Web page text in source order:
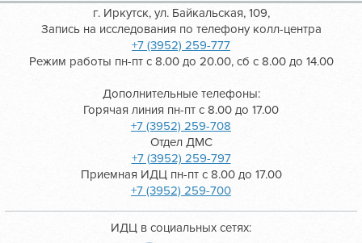
г. Иркутск, ул. Байкальская, 109,
Запись на исследования по телефону колл-центра
+7 (3952) 259-777
Режим работы пн-пт с 8.00 до 20.00, сб с 8.00 до 14.00
Дополнительные телефоны:
Горячая линия пн-пт с 8.00 до 17.00
+7 (3952) 259-708
Отдел ДМС
+7 (3952) 259-797
Приемная ИДЦ пн-пт с 8.00 до 17.00
+7 (3952) 259-700
ИДЦ в социальных сетях: